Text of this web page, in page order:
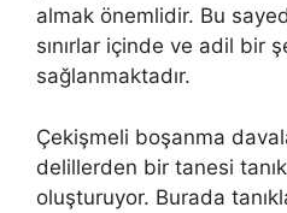
almak önemlidir. Bu
sınırlar içinde ve adil bir
sağlanmaktadır.
Çekişmeli boşanma
delillerden bir tanesi
oluşturuyor. Burada